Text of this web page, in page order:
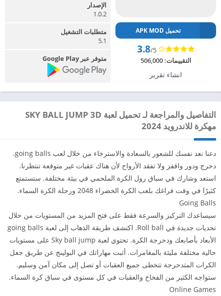
تحميل APK MOD
3.8/5
التقييمات:506,000
انشاء تقرير
الإصدار
1.0.2
متطلبات التشغيل
5.1
متوفر عبر Google Play
التفاصيل والمراجعة لـ تحميل لعبة SKY BALL JUMP 3D
مهكرة للاندرويد 2024
دعنا نعد نفسك للشعور بالسعادة والاسترخاء من خلال لعب going balls.
دحرج ودور واقفز ولا تفقد الأرواح لأن هناك عقبات غير متوقعة تنتظرنا.
استعد وشارك في سباق رول الكرة الملحمي في بيئة مختلفة. ستستمتع
كثيرًا في وقت فراغك بلعب الكرة الخضراء 2048 ورحلة الكرة السماء.
Going Balls
سيساعدك التركيز والسرعة فقط على فتح المزيد من المستويات من خلال
تحديات جديدة في Roll ball. اكتشف طريقة الذهاب إلى لعبة going balls
الأبعاد بأصابعك ودحرجة الكرة. تحتوي لعبة Sky ball jump على مستويات
حالية مختلفة مليئة بالمغامرات. أثبت مهاراتك في البولينج عن طريق جعل
الكرات المتدحرجة تتخطى جميع العقبات أو تصل إلى مكان آمن وسليم.
ستواجه الكثير من الفخاخ والعقبات في كل مستوى في سباق كرة السماء.
Online Games